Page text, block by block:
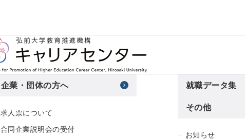
企業・団体の方へ
求人票について
合同企業説明会の受付
就職データ集
その他
お知らせ